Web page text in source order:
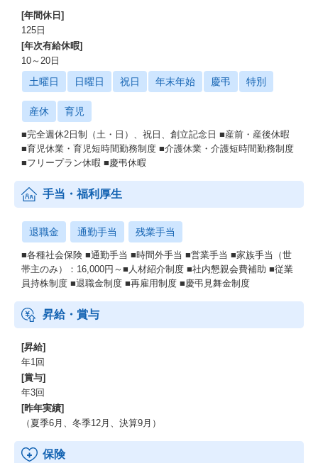
[年間休日]
125日
[年次有給休暇]
10～20日
土曜日 日曜日 祝日 年末年始 慶弔 特別
産休 育児
■完全週休2日制（土・日）、祝日、創立記念日 ■産前・産後休暇
■育児休業・育児短時間勤務制度 ■介護休業・介護短時間勤務制度
■フリープラン休暇 ■慶弔休暇
手当・福利厚生
退職金 通勤手当 残業手当
■各種社会保険 ■通勤手当 ■時間外手当 ■営業手当 ■家族手当（世
帯主のみ）：16,000円～■人材紹介制度 ■社内懇親会費補助 ■従業
員持株制度 ■退職金制度 ■再雇用制度 ■慶弔見舞金制度
昇給・賞与
[昇給]
年1回
[賞与]
年3回
[昨年実績]
（夏季6月、冬季12月、決算9月）
保険